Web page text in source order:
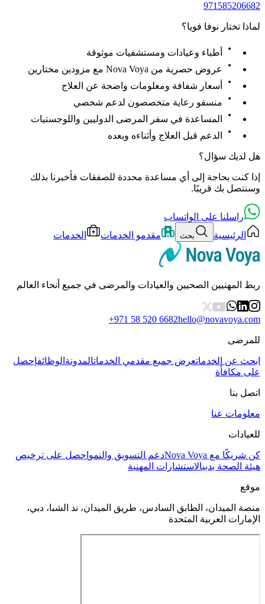
971585206682
لماذا تختار نوفا فويا؟
أطباء وعيادات ومستشفيات موثوقة
عروض حصرية من Nova Voya مع مزودين مختارين
أسعار شفافة ومعلومات واضحة عن العلاج
منسقو رعاية متخصصون لدعم شخصي
المساعدة في سفر المرضى الدوليين واللوجستيات
الدعم قبل العلاج وأثناءه وبعده
هل لديك سؤال؟
إذا كنت بحاجة إلى أي مساعدة محددة للصفقات فأخبرنا بذلك
وسنتصل بك قريبًا.
راسلنا على الواتساب
الرئيسية
بحث مقدمو الخدمات الخدمات
ربط المهنيين الصحيين والعيادات والمرضى في جميع أنحاء العالم
hello@novavoya.com
+971 58 520 6682
للمرضى
ابحث عن الخدماتعرض جميع مقدمي الخدماتالمدونة الوظائفإحصل
على مكافأة
اتصل بنا
معلومات عنا
للعيادات
كن شريكًا مع Nova Voya دعم التسويق والنمو احصل على ترخيص
هيئة الصحة بدبيالاستشارات المهنية
موقع
منصة الميدان، الطابق السادس، طريق الميدان، ند الشبا، دبي،
الإمارات العربية المتحدة